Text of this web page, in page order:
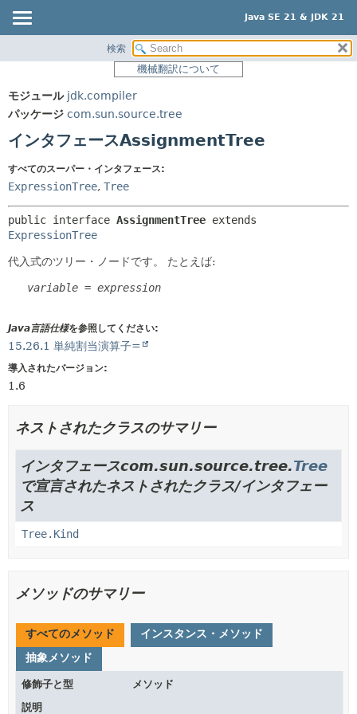
Java SE 21 & JDK 21
パッケージ
使用
ツリー
新規
サマリー:
ネスト済
メソッド
コンストラクタ
検索
機械翻訳について
モジュール jdk.compiler
パッケージ com.sun.source.tree
インタフェースAssignmentTree
すべてのスーパー・インタフェース:
ExpressionTree, Tree
public interface AssignmentTree
ExpressionTree
代入式のツリー・ノードです。 たとえば:
variable = expression
Java言語仕様を参照してください:
15.26.1 単純割当演算子=
導入されたバージョン:
1.6
ネストされたクラスのサマリー
インタフェースcom.sun.source.tree.Tree
で宣言されたネストされたクラス/インタフェー
ス
Tree.Kind
メソッドのサマリー
すべてのメソッド
インスタンス・メソッド
抽象メソッド
修飾子と型
メソッド
説明